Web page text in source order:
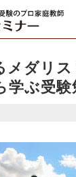
ナーからのお
メダリス
学ぶ受